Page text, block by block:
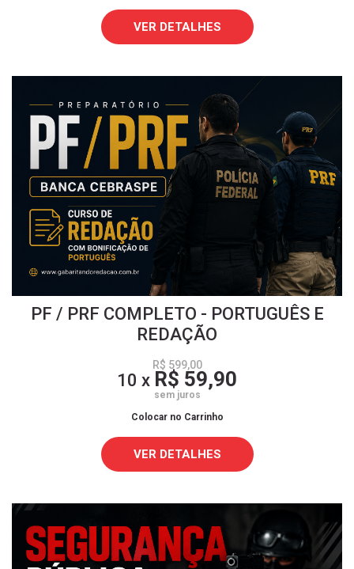
VER DETALHES
PF / PRF COMPLETO - PORTUGUÊS E
REDAÇÃO
R$ 599,00
10 x R$ 59,90
sem juros
Colocar no Carrinho
VER DETALHES